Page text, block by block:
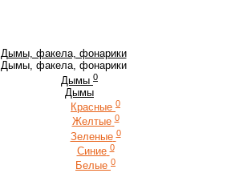
Дымы, факела, фонарики
Дымы, факела, фонарики
Дымы 0
Дымы
Красные 0
Желтые 0
Зеленые 0
Синие 0
Белые 0